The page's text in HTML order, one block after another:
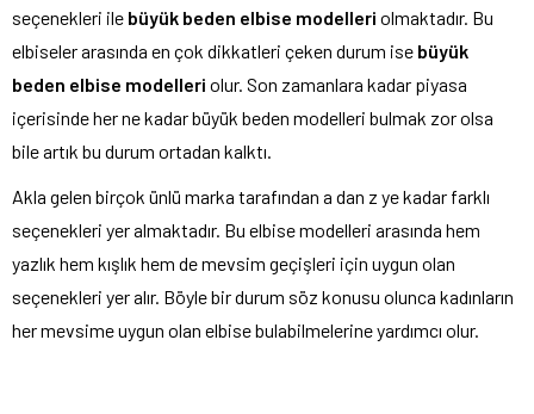
seçenekleri ile büyük beden elbise modelleri olmaktadır. Bu
elbiseler arasında en çok dikkatleri çeken durum ise büyük
beden elbise modelleri olur. Son zamanlara kadar piyasa
içerisinde her ne kadar büyük beden modelleri bulmak zor olsa
bile artık bu durum ortadan kalktı.
Akla gelen birçok ünlü marka tarafından a dan z ye kadar farklı
seçenekleri yer almaktadır. Bu elbise modelleri arasında hem
yazlık hem kışlık hem de mevsim geçişleri için uygun olan
seçenekleri yer alır. Böyle bir durum söz konusu olunca kadınların
her mevsime uygun olan elbise bulabilmelerine yardımcı olur.